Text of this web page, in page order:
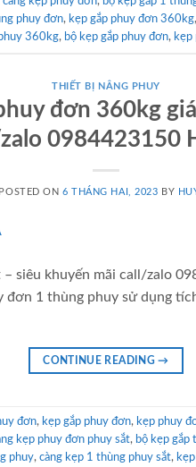
phuy đơn, kẹp gắp phuy đơn 360kg,
360kg, bộ kẹp gắp phuy đơn, kẹp
THIẾT BỊ NÂNG PHUY
đơn 360kg
0984423150
POSTED ON 6 THÁNG HAI, 2023 BY
siêu khuyến mãi call/zalo
đơn 1 thùng phuy sử dụng
CONTINUE READING→
đơn, kẹp gắp phuy đơn, kẹp phuy
kẹp phuy đơn phuy sắt, bộ kẹp
phuy, càng kẹp 1 thùng phuy sắt,